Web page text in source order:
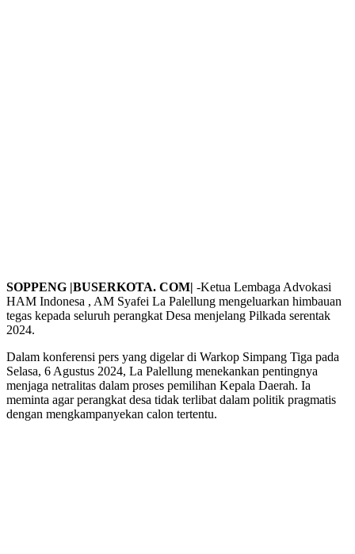
SOPPENG |BUSERKOTA. COM| -Ketua Lembaga Advokasi
HAM Indonesa , AM Syafei La Palellung mengeluarkan himbauan
tegas kepada seluruh perangkat Desa menjelang Pilkada serentak
2024.
Dalam konferensi pers yang digelar di Warkop Simpang Tiga pada
Selasa, 6 Agustus 2024, La Palellung menekankan pentingnya
menjaga netralitas dalam proses pemilihan Kepala Daerah. Ia
meminta agar perangkat desa tidak terlibat dalam politik pragmatis
dengan mengkampanyekan calon tertentu.